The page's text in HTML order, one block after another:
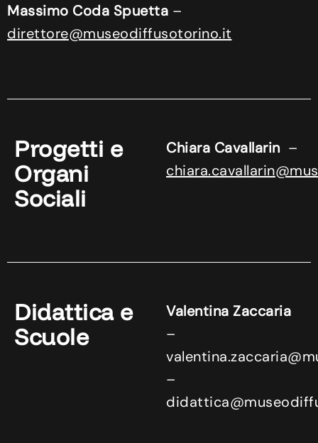
Massimo Coda Spuetta –
direttore@museodiffusotorino.it
Progetti e
Organi
Sociali
Chiara Cavallarin –
Didattica e
Scuole
Valentina Zaccaria
–
–